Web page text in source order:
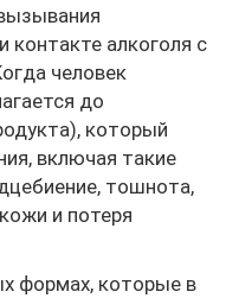
контакте алкоголя с
человек
до
который
включая такие
тошнота,
и потеря
формах, которые в